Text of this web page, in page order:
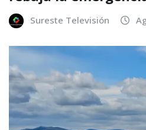
Sureste Televisión